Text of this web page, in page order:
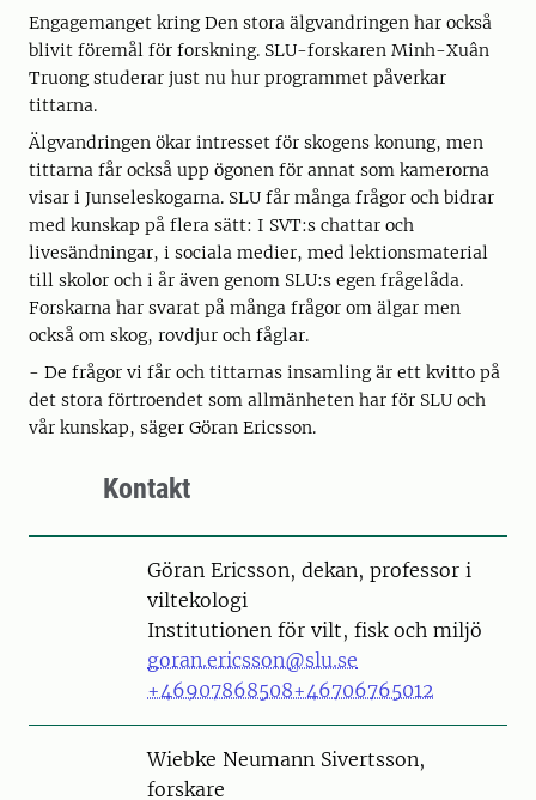
Engagemanget kring Den stora älgvandringen har också
blivit föremål för forskning. SLU-forskaren Minh-Xuân
Truong studerar just nu hur programmet påverkar
tittarna.
Älgvandringen ökar intresset för skogens konung, men
tittarna får också upp ögonen för annat som kamerorna
visar i Junseleskogarna. SLU får många frågor och bidrar
med kunskap på flera sätt: I SVT:s chattar och
livesändningar, i sociala medier, med lektionsmaterial
till skolor och i år även genom SLU:s egen frågelåda.
Forskarna har svarat på många frågor om älgar men
också om skog, rovdjur och fåglar.
- De frågor vi får och tittarnas insamling är ett kvitto på
det stora förtroendet som allmänheten har för SLU och
vår kunskap, säger Göran Ericsson.
Kontakt
PersonGöran Ericsson, dekan, professor i
viltekologi
Institutionen för vilt, fisk och miljö
goran.ericsson@slu.se
+46907868508+46706765012
PersonWiebke Neumann Sivertsson,
forskare